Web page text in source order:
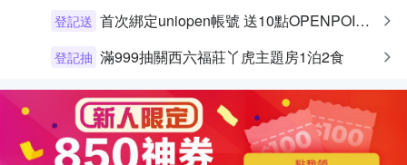
登記送 首次綁定uniopen帳號 送10點OPENPOINT+統一布丁一個
登記抽 滿999抽關西六福莊丫虎主題房1泊2食